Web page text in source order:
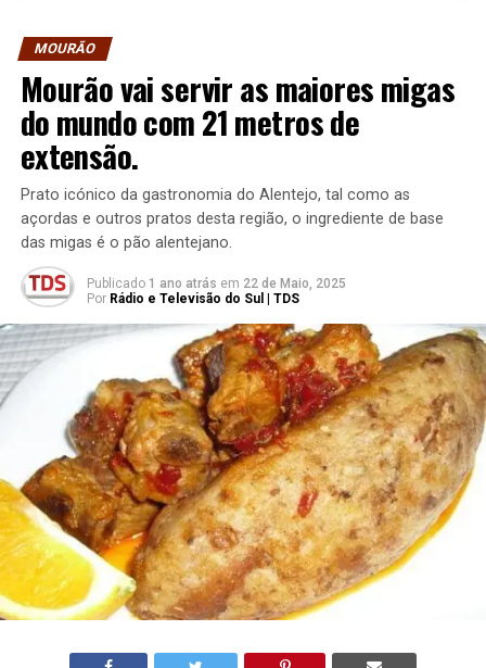
MOURÃO
Mourão vai servir as maiores migas
do mundo com 21 metros de
extensão.
Prato icónico da gastronomia do Alentejo, tal como as
açordas e outros pratos desta região, o ingrediente de base
das migas é o pão alentejano.
Publicado 1 ano atrás em 22 de Maio, 2025
Por Rádio e Televisão do Sul | TDS